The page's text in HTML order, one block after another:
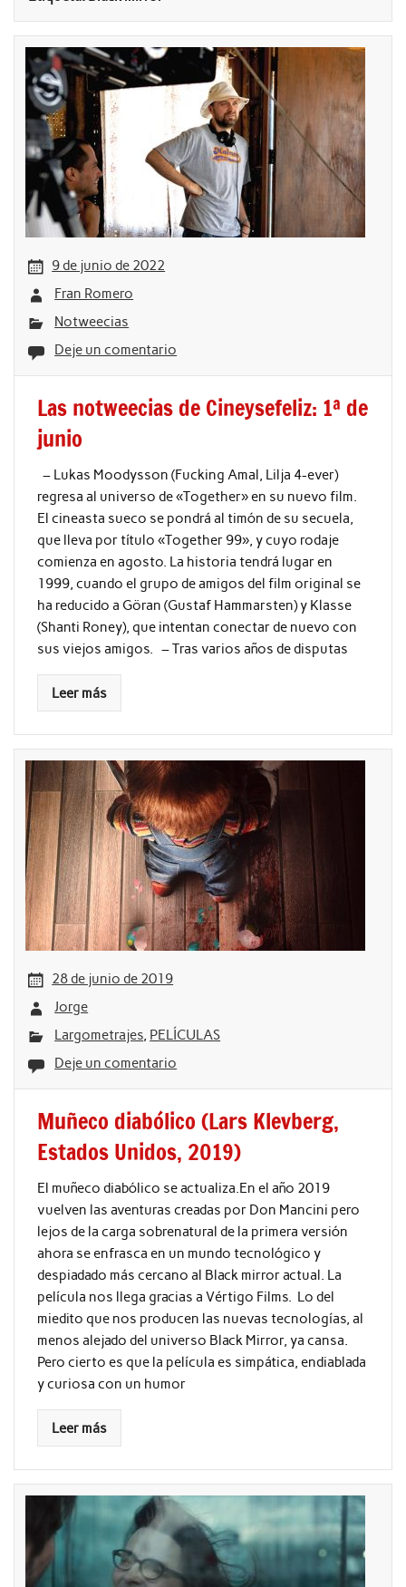
9 de junio de 2022
Fran Romero
Notweecias
Deje un comentario
Las notweecias de Cineysefeliz: 1ª de
junio
– Lukas Moodysson (Fucking Amal, Lilja 4-ever)
regresa al universo de «Together» en su nuevo film.
El cineasta sueco se pondrá al timón de su secuela,
que lleva por título «Together 99», y cuyo rodaje
comienza en agosto. La historia tendrá lugar en
1999, cuando el grupo de amigos del film original se
ha reducido a Göran (Gustaf Hammarsten) y Klasse
(Shanti Roney), que intentan conectar de nuevo con
sus viejos amigos. – Tras varios años de disputas
Leer más
28 de junio de 2019
Jorge
Largometrajes, PELÍCULAS
Deje un comentario
Muñeco diabólico (Lars Klevberg,
Estados Unidos, 2019)
El muñeco diabólico se actualiza.En el año 2019
vuelven las aventuras creadas por Don Mancini pero
lejos de la carga sobrenatural de la primera versión
ahora se enfrasca en un mundo tecnológico y
despiadado más cercano al Black mirror actual. La
película nos llega gracias a Vértigo Films. Lo del
miedito que nos producen las nuevas tecnologías, al
menos alejado del universo Black Mirror, ya cansa.
Pero cierto es que la película es simpática, endiablada
y curiosa con un humor
Leer más